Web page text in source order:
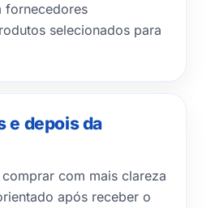
fornecedores
selecionados para
e depois da
com mais clareza
após receber o